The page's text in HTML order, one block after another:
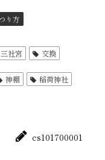
り方
三社宮 交換
神棚 稲荷神社
cs101700001